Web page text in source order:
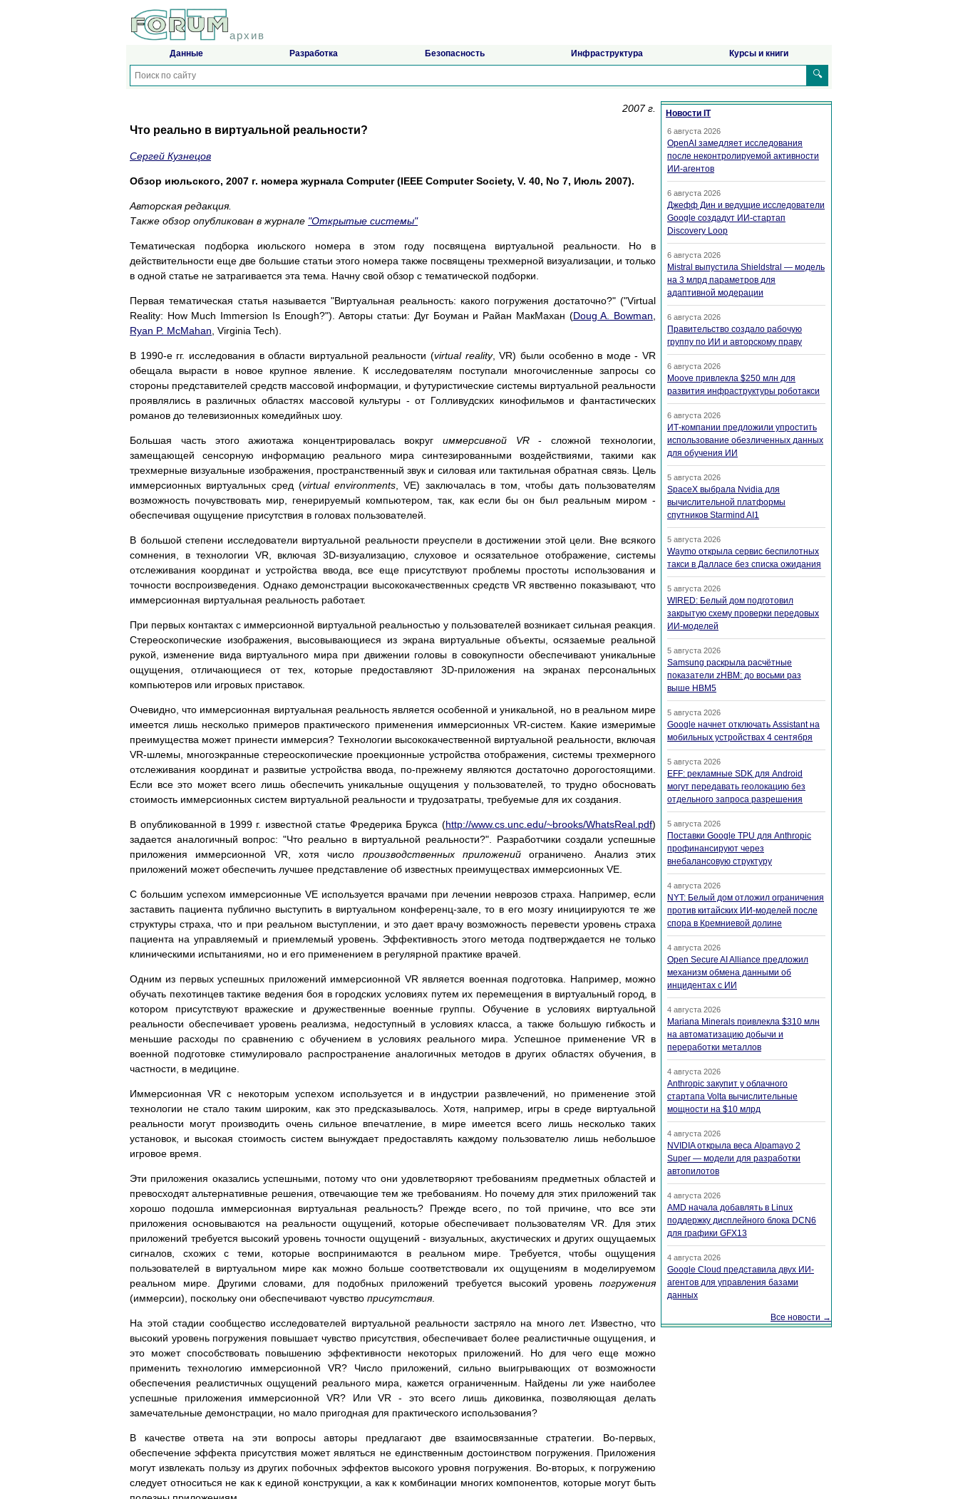
архив
Данные Разработка Безопасность Инфраструктура Курсы и книги
🔍
2007 г.
Что реально в виртуальной реальности?
Сергей Кузнецов
Обзор июльского, 2007 г. номера журнала Computer (IEEE Computer Society, V. 40, No 7, Июль 2007).
Авторская редакция.
Также обзор опубликован в журнале "Открытые системы"
Тематическая подборка июльского номера в этом году посвящена виртуальной реальности. Но в
действительности еще две большие статьи этого номера также посвящены трехмерной визуализации, и только
в одной статье не затрагивается эта тема. Начну свой обзор с тематической подборки.
Первая тематическая статья называется "Виртуальная реальность: какого погружения достаточно?" ("Virtual
Reality: How Much Immersion Is Enough?"). Авторы статьи: Дуг Боуман и Райан МакМахан (Doug A. Bowman
Ryan P. McMahan , Virginia Tech).
В 1990-е гг. исследования в области виртуальной реальности (virtual reality, VR) были особенно в моде - VR
обещала вырасти в новое крупное явление. К исследователям поступали многочисленные запросы со
стороны представителей средств массовой информации, и футуристические системы виртуальной реальности
проявлялись в различных областях массовой культуры - от Голливудских кинофильмов и фантастических
романов до телевизионных комедийных шоу.
Большая часть этого ажиотажа концентрировалась вокруг иммерсивной VR- сложной технологии,
замещающей сенсорную информацию реального мира синтезированными воздействиями, такими как
трехмерные визуальные изображения, пространственный звук и силовая или тактильная обратная связь. Цель
иммерсионных виртуальных сред (virtual environments , VE) заключалась в том, чтобы дать пользователям
возможность почувствовать мир, генерируемый компьютером, так, как если бы он был реальным миром -
обеспечивая ощущение присутствия в головах пользователей.
В большой степени исследователи виртуальной реальности преуспели в достижении этой цели. Вне всякого
сомнения, в технологии VR, включая 3D-визуализацию, слуховое и осязательное отображение, системы
отслеживания координат и устройства ввода, все еще присутствуют проблемы простоты использования и
точности воспроизведения. Однако демонстрации высококачественных средств VR явственно показывают, что
иммерсионная виртуальная реальность работает.
При первых контактах с иммерсионной виртуальной реальностью у пользователей возникает сильная реакция.
Стереоскопические изображения, высовывающиеся из экрана виртуальные объекты, осязаемые реальной
рукой, изменение вида виртуального мира при движении головы в совокупности обеспечивают уникальные
ощущения, отличающиеся от тех, которые предоставляют 3D-приложения на экранах персональных
компьютеров или игровых приставок.
Очевидно, что иммерсионная виртуальная реальность является особенной и уникальной, но в реальном мире
имеется лишь несколько примеров практического применения иммерсионных VR-систем. Какие измеримые
преимущества может принести иммерсия? Технологии высококачественной виртуальной реальности, включая
VR-шлемы, многоэкранные стереоскопические проекционные устройства отображения, системы трехмерного
отслеживания координат и развитые устройства ввода, по-прежнему являются достаточно дорогостоящими.
Если все это может всего лишь обеспечить уникальные ощущения у пользователей, то трудно обосновать
стоимость иммерсионных систем виртуальной реальности и трудозатраты, требуемые для их создания.
В опубликованной в 1999 г. известной статье Фредерика Брукса (http://www.cs.unc.edu/~brooks/WhatsReal.pdf)
задается аналогичный вопрос: "Что реально в виртуальной реальности?". Разработчики создали успешные
приложения иммерсионной VR, хотя число производственных приложенийограничено. Анализ этих
приложений может обеспечить лучшее представление об известных преимуществах иммерсионных VE.
С большим успехом иммерсионные VE используется врачами при лечении неврозов страха. Например, если
заставить пациента публично выступить в виртуальном конференц-зале, то в его мозгу инициируются те же
структуры страха, что и при реальном выступлении, и это дает врачу возможность перевести уровень страха
пациента на управляемый и приемлемый уровень. Эффективность этого метода подтверждается не только
клиническими испытаниями, но и его применением в регулярной практике врачей.
Одним из первых успешных приложений иммерcионной VR является военная подготовка. Например, можно
обучать пехотинцев тактике ведения боя в городских условиях путем их перемещения в виртуальный город, в
котором присутствуют вражеские и дружественные военные группы. Обучение в условиях виртуальной
реальности обеспечивает уровень реализма, недоступный в условиях класса, а также большую гибкость и
меньшие расходы по сравнению с обучением в условиях реального мира. Успешное применение VR в
военной подготовке стимулировало распространение аналогичных методов в других областях обучения, в
частности, в медицине.
Иммерсионная VR с некоторым успехом используется и в индустрии развлечений, но применение этой
технологии не стало таким широким, как это предсказывалось. Хотя, например, игры в среде виртуальной
реальности могут производить очень сильное впечатление, в мире имеется всего лишь несколько таких
установок, и высокая стоимость систем вынуждает предоставлять каждому пользователю лишь небольшое
игровое время.
Эти приложения оказались успешными, потому что они удовлетворяют требованиям предметных областей и
превосходят альтернативные решения, отвечающие тем же требованиям. Но почему для этих приложений так
хорошо подошла иммерсионная виртуальная реальность? Прежде всего, по той причине, что все эти
приложения основываются на реальности ощущений, которые обеспечивает пользователям VR. Для этих
приложений требуется высокий уровень точности ощущений - визуальных, акустических и других ощущаемых
сигналов, схожих с теми, которые воспринимаются в реальном мире. Требуется, чтобы ощущения
пользователей в виртуальном мире как можно больше соответствовали их ощущениям в моделируемом
реальном мире. Другими словами, для подобных приложений требуется высокий уровень погружения
(иммерсии), поскольку они обеспечивают чувство присутствия.
На этой стадии сообщество исследователей виртуальной реальности застряло на много лет. Известно, что
высокий уровень погружения повышает чувство присутствия, обеспечивает более реалистичные ощущения, и
это может способствовать повышению эффективности некоторых приложений. Но для чего еще можно
применить технологию иммерсионной VR? Число приложений, сильно выигрывающих от возможности
обеспечения реалистичных ощущений реального мира, кажется ограниченным. Найдены ли уже наиболее
успешные приложения иммерсионной VR? Или VR - это всего лишь диковинка, позволяющая делать
замечательные демонстрации, но мало пригодная для практического использования?
В качестве ответа на эти вопросы авторы предлагают две взаимосвязанные стратегии. Во-первых,
обеспечение эффекта присутствия может являться не единственным достоинством погружения. Приложения
могут извлекать пользу из других побочных эффектов высокого уровня погружения. Во-вторых, к погружению
следует относиться не как к единой конструкции, а как к комбинации многих компонентов, которые могут быть
Новости IT
6 августа 2026
OpenAI замедляет исследования
после неконтролируемой активности
ИИ-агентов
6 августа 2026
Джефф Дин и ведущие исследователи
Google создадут ИИ-стартап
Discovery Loop
6 августа 2026
Mistral выпустила Shieldstral — модель
на 3 млрд параметров для
адаптивной модерации
6 августа 2026
Правительство создало рабочую
группу по ИИ и авторскому праву
6 августа 2026
Moove привлекла $250 млн для
развития инфраструктуры роботакси
6 августа 2026
ИТ-компании предложили упростить
использование обезличенных данных
для обучения ИИ
5 августа 2026
SpaceX выбрала Nvidia для
вычислительной платформы
спутников Starmind AI1
5 августа 2026
Waymo открыла сервис беспилотных
такси в Далласе без списка ожидания
5 августа 2026
WIRED: Белый дом подготовил
закрытую схему проверки передовых
ИИ-моделей
5 августа 2026
Samsung раскрыла расчётные
показатели zHBM: до восьми раз
выше HBM5
5 августа 2026
Google начнет отключать Assistant на
мобильных устройствах 4 сентября
5 августа 2026
EFF: рекламные SDK для Android
могут передавать геолокацию без
отдельного запроса разрешения
5 августа 2026
Поставки Google TPU для Anthropic
профинансируют через
внебалансовую структуру
4 августа 2026
NYT: Белый дом отложил ограничения
против китайских ИИ-моделей после
спора в Кремниевой долине
4 августа 2026
Open Secure AI Alliance предложил
механизм обмена данными об
инцидентах с ИИ
4 августа 2026
Mariana Minerals привлекла $310 млн
на автоматизацию добычи и
переработки металлов
4 августа 2026
Anthropic закупит у облачного
стартапа Volta вычислительные
мощности на $10 млрд
4 августа 2026
NVIDIA открыла веса Alpamayo 2
Super — модели для разработки
автопилотов
4 августа 2026
AMD начала добавлять в Linux
поддержку дисплейного блока DCN6
для графики GFX13
4 августа 2026
Google Cloud представила двух ИИ-
агентов для управления базами
данных
Все новости →